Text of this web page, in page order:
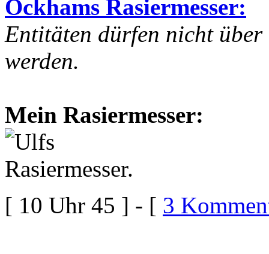
Ockhams Rasiermesser:
Entitäten dürfen nicht
werden.
Mein Rasiermesser:
[ 10 Uhr 45 ] - [ 3